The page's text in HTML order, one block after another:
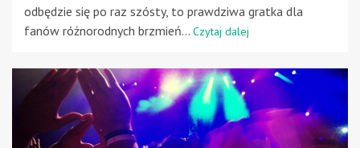
odbędzie się po raz szósty, to prawdziwa gratka dla
fanów różnorodnych brzmień... Czytaj dalej